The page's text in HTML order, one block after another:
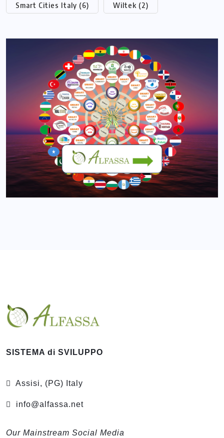
Smart Cities Italy (6) Wiltek (2)
SISTEMA di SVILUPPO
Assisi, (PG) Italy
info@alfassa.net
Our Mainstream Social Media